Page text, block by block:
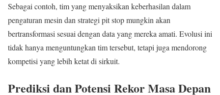
Sebagai contoh, tim yang menyaksikan keberhasilan dalam
pengaturan mesin dan strategi pit stop mungkin akan
bertransformasi sesuai dengan data yang mereka amati. Evolusi ini
tidak hanya menguntungkan tim tersebut, tetapi juga mendorong
kompetisi yang lebih ketat di sirkuit.
Prediksi dan Potensi Rekor Masa Depan